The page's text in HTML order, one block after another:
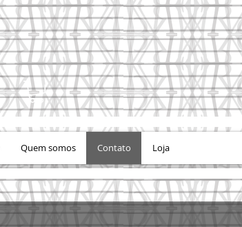
Quem somos Contato Loja